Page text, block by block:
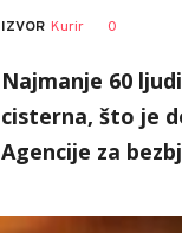
IZVOR Kurir 0
Najmanje 60
cisterna, što je
Agencije za